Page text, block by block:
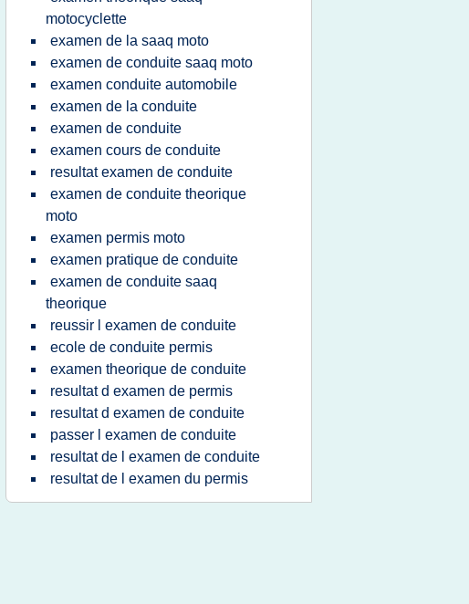
motocyclette
examen de la saaq moto
examen de conduite saaq moto
examen conduite automobile
examen de la conduite
examen de conduite
examen cours de conduite
resultat examen de conduite
examen de conduite theorique
moto
examen permis moto
examen pratique de conduite
examen de conduite saaq
theorique
reussir l examen de conduite
ecole de conduite permis
examen theorique de conduite
resultat d examen de permis
resultat d examen de conduite
passer l examen de conduite
resultat de l examen de conduite
resultat de l examen du permis